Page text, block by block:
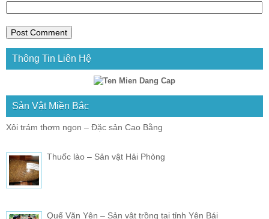
Thông Tin Liên Hệ
Sản Vật Miền Bắc
Xôi trám thơm ngon – Đặc sản Cao Bằng
Thuốc lào – Sản vật Hải Phòng
Quế Văn Yên – Sản vật trồng tại tỉnh Yên Bái